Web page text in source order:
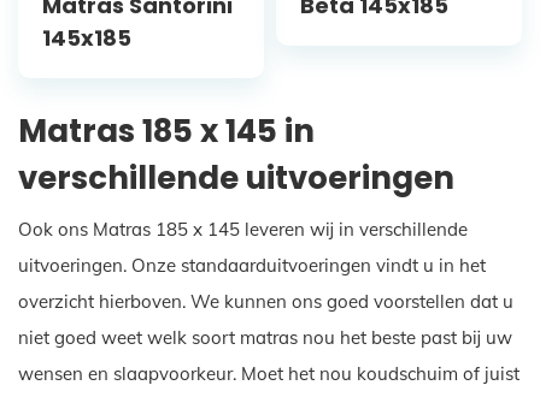
145x185
Matras 185 x 145 in
verschillende uitvoeringen
Ook ons Matras 185 x 145 leveren wij in verschillende
uitvoeringen. Onze standaarduitvoeringen vindt u in het
overzicht hierboven. We kunnen ons goed voorstellen dat u
niet goed weet welk soort matras nou het beste past bij uw
wensen en slaapvoorkeur. Moet het nou koudschuim of juist